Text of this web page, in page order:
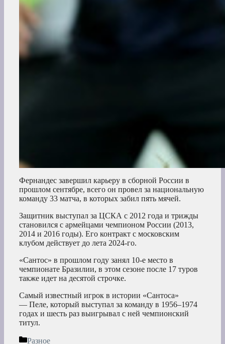
Фернандес завершил карьеру в сборной России в
прошлом сентябре, всего он провел за национальную
команду 33 матча, в которых забил пять мячей.
Защитник выступал за ЦСКА с 2012 года и трижды
становился с армейцами чемпионом России (2013,
2014 и 2016 годы). Его контракт с московским
клубом действует до лета 2024-го.
«Сантос» в прошлом году занял 10-е место в
чемпионате Бразилии, в этом сезоне после 17 туров
также идет на десятой строчке.
Самый известный игрок в истории «Сантоса»
— Пеле, который выступал за команду в 1956–1974
годах и шесть раз выигрывал с ней чемпионский
титул.
Рубрики
Разное